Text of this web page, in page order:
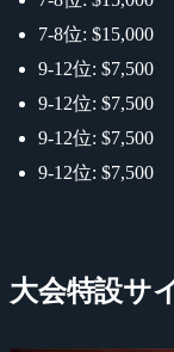
7-8位: $15,000
9-12位: $7,500
9-12位: $7,500
9-12位: $7,500
9-12位: $7,500
大会特設サ